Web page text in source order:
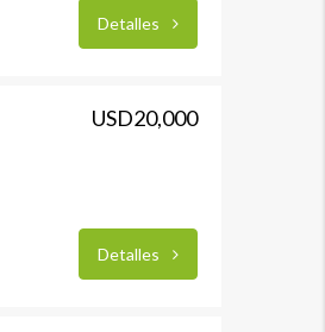
Detalles
USD20,000
Detalles